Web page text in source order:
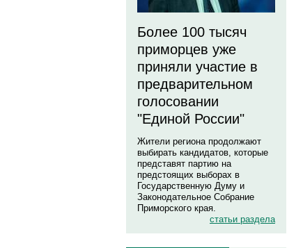
Более 100 тысяч
приморцев уже
приняли участие в
предварительном
голосовании
"Единой России"
Жители региона продолжают
выбирать кандидатов, которые
представят партию на
предстоящих выборах в
Государственную Думу и
Законодательное Собрание
Приморского края.
статьи раздела